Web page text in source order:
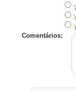
Comentários: